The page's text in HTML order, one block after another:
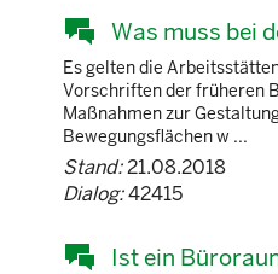
Was muss bei
Es gelten die
Vorschriften der früheren
Maßnahmen zur
Bewegungsflächen w ...
Stand:21.08.2018
Dialog:42415
Ist ein